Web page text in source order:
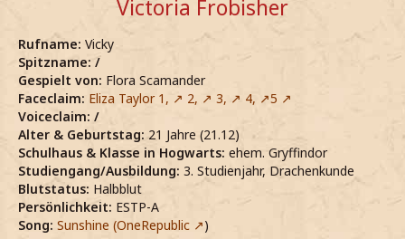
Victoria Frobisher
Rufname: Vicky
Spitzname: /
Gespielt von: Flora Scamander
Faceclaim: Eliza Taylor 1, 2, 3, 4,
5
Voiceclaim: /
Alter & Geburtstag: 21 Jahre (21.12)
Schulhaus & Klasse in Hogwarts: ehem. Gryffindor
Studiengang/Ausbildung: 3. Studienjahr, Drachenkunde
Blutstatus: Halbblut
Persönlichkeit: ESTP-A
Song: Sunshine (OneRepublic
)